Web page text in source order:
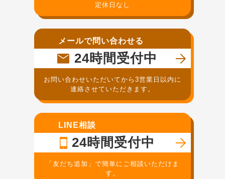
定休日なし
メールで問い合わせる
24時間受付中
お問い合わせいただいてから3営業日以内に
連絡させていただきます。
LINE相談
24時間受付中
「友だち追加」で簡単にご相談いただけま
す。